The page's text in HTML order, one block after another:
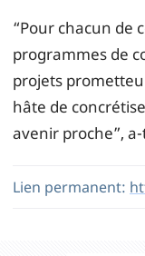
“Pour chacun de
programmes de
projets
hâte de
avenir proche”,
Lien permanent: